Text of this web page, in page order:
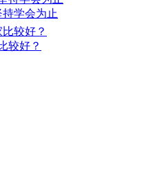
学会为止
较好？